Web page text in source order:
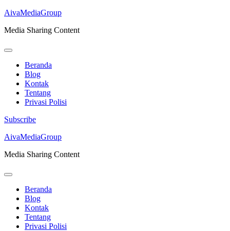
AivaMediaGroup
Media Sharing Content
Beranda
Blog
Kontak
Tentang
Privasi Polisi
Subscribe
Lompat
konten
Enter)
AivaMediaGroup
Media Sharing Content
Beranda
Blog
Kontak
Tentang
Privasi Polisi